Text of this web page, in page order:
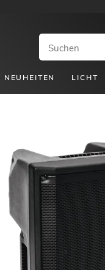
NEUHEITEN LICHT